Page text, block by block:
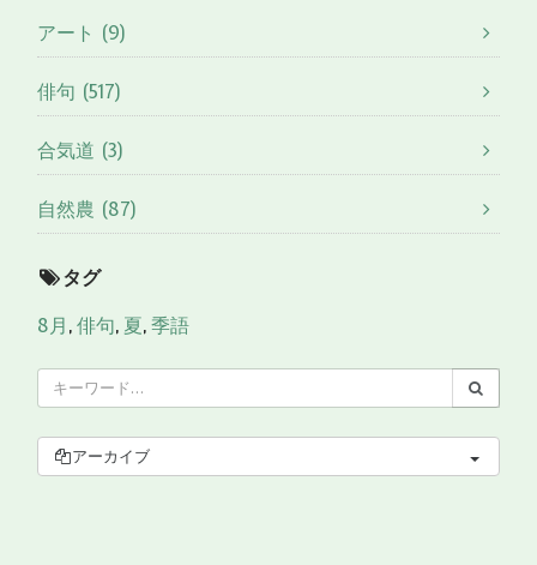
アート (9)
俳句 (517)
合気道 (3)
自然農 (87)
タグ
8月,俳句, 夏,季語
アーカイブ